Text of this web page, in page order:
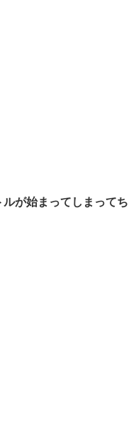
が始まってしまってち